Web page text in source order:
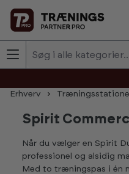
Skip to main content
Erhverv
Spirit
Når du vælger en Spirit
professionel og alsidig
Med to træningspas i én